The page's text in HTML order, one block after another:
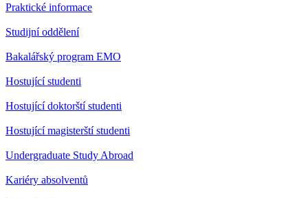
Praktické informace
Studijní oddělení
Bakalářský program EMO
Hostující studenti
Hostující doktorští studenti
Hostující magisterští studenti
Undergraduate Study Abroad
Kariéry absolventů